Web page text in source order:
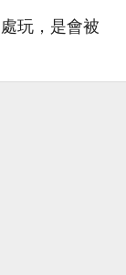
玩，是會被